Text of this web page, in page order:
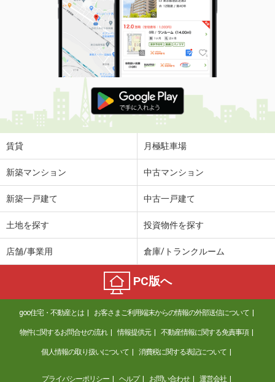
価 格
7.59万円
住 所
京都府京都市南区東九条西河辺町
専有面積 25.8m²
間取り
1K
京都府京都市南区東九条西河辺町
価 格
7.74万円
住 所
京都府京都市南区東九条西河辺町
専有面積
京都府京都市上京区前之町
6.40万円
京都府京都市南区東九条西河辺町
7.62万円
住 所
京都府京都市南区東九条西河辺町
専有面積 24.98m²
間取り
1K
京都府京都市東山区三条通大橋東入４丁目七軒町
賃貸 月極駐車場
新築マンション 中古マンション
新築一戸建て 中古一戸建て
土地を探す 投資物件を探す
店舗/事業用 倉庫/トランクルーム
PC版へ
goo住宅・不動産とは お客さまご利用端末からの情報の外部送信について
物件に関するお問合せの流れ 情報提供元 不動産情報に関する免責事項
個人情報の取り扱いについて 消費税に関する表記について
プライバシーポリシー ヘルプ お問い合わせ 運営会社